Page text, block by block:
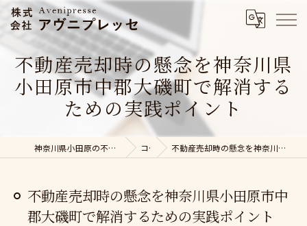
不動産売却時の懸念を神奈川県
小田原市中郡大磯町で解消する
ための実践ポイント
神奈川県小田原の不動産売却なら株式会社アヴニプレッセ コラム 不動産売却時の懸念を神奈川県小田原市中郡大磯町で解消するための実践ポイント
不動産売却時の懸念を神奈川県小田原市中
郡大磯町で解消するための実践ポイント